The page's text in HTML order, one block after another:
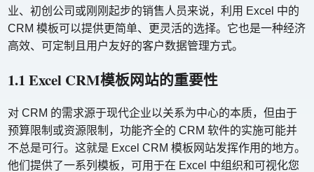
业、初创公司或刚刚起步的销售人员来说，利用 Excel 中的
CRM 模板可以提供更简单、更灵活的选择。它也是一种经济
高效、可定制且用户友好的客户数据管理方式。
1.1 Excel CRM模板网站的重要性
对 CRM 的需求源于现代企业以关系为中心的本质，但由于
预算限制或资源限制，功能齐全的 CRM 软件的实施可能并
不总是可行。这就是 Excel CRM 模板网站发挥作用的地方。
他们提供了一系列模板，可用于在 Excel 中组织和可视化您